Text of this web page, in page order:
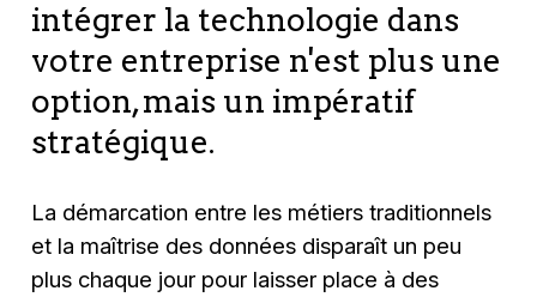
intégrer la technologie dans
votre entreprise n'est plus une
option, mais un impératif
stratégique.
La démarcation entre les métiers traditionnels
et la maîtrise des données disparaît un peu
plus chaque jour pour laisser place à des